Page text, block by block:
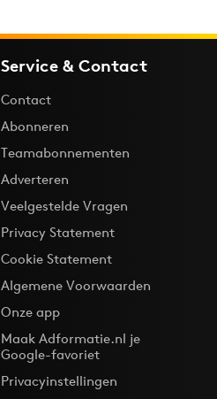
Service & Contact
Contact
Abonneren
Teamabonnementen
Adverteren
Veelgestelde Vragen
Privacy Statement
Cookie Statement
Algemene Voorwaarden
Onze app
Maak Adformatie.nl je
Google-favoriet
Privacyinstellingen